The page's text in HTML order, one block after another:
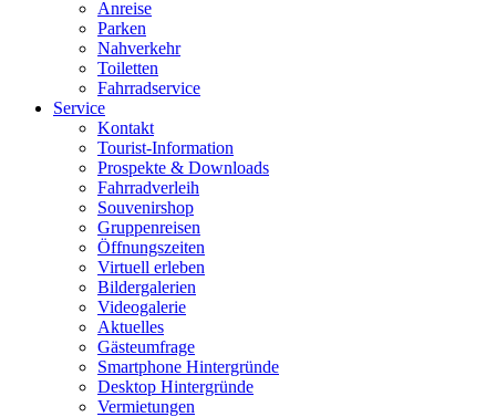
Anreise
Parken
Nahverkehr
Toiletten
Fahrradservice
Service
Kontakt
Tourist-Information
Prospekte & Downloads
Fahrradverleih
Souvenirshop
Gruppenreisen
Öffnungszeiten
Virtuell erleben
Bildergalerien
Videogalerie
Aktuelles
Gästeumfrage
Smartphone Hintergründe
Desktop Hintergründe
Vermietungen